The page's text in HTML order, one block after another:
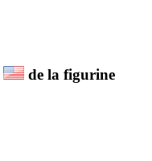
de la figurine